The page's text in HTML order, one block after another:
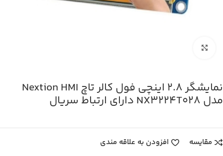
نمایشگر 2.8 اینچی فول کالر تاچ Nextion HMI
مدل NX3224T028 دارای ارتباط سریال
مقایسه
افزودن به علاقه مندی